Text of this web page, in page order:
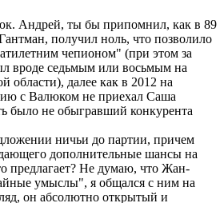
Андрей, ты бы припомнил, как в 89
получил ноль, что позволило
им чепионом" (при этом за
вроде седьмым или восьмым на
области), далее как в 2012 на
с Валюком не приехал Саша
было не обыгравший конкурента
ничьи до партии, причем
дополнительные шансы на
предлагает? Не думаю, что Жан-
умыслы", я общался с ним на
он абсолютно открытый и